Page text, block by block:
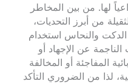
لها. من بين المخاطر
من أبرز التحديات،
والنحاس استخدام
الناجمة عن الإجهاد أو
المفاجئة أو المخالفة
لذا من الضروري التأكد